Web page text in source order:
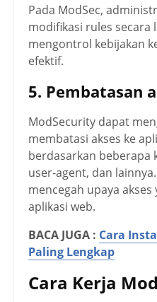
Pada ModSec,
modifikasi rules secara
mengontrol kebijakan
efektif.
5. Pembatasan
ModSecurity dapat
membatasi akses ke
berdasarkan beberapa
user-agent, dan
mencegah upaya
aplikasi web.
BACA JUGA : Cara
Paling Lengkap
Cara Kerja